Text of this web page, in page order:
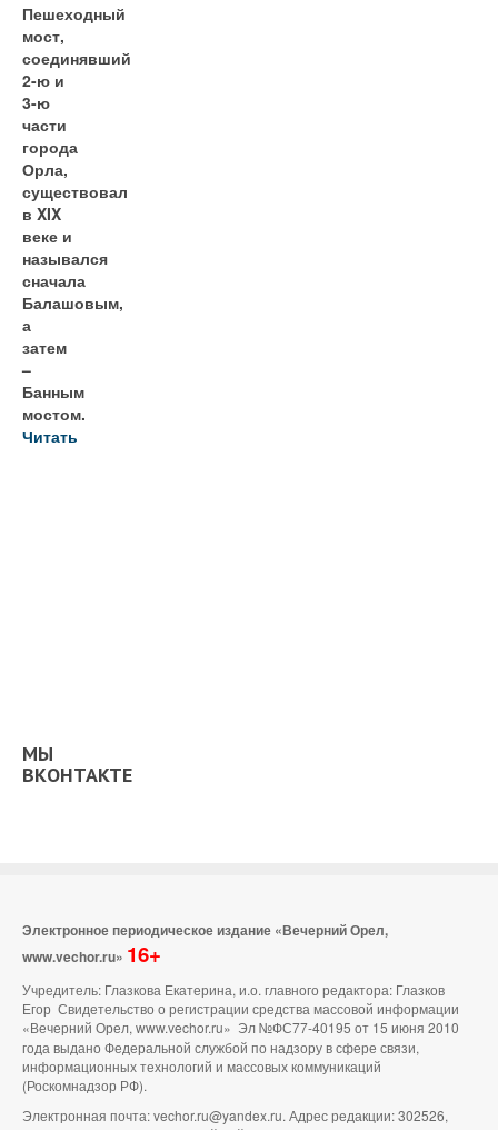
Пешеходный
мост,
соединявший
2-ю и
3-ю
части
города
Орла,
существовал
в XIX
веке и
назывался
сначала
Балашовым,
а
затем
–
Банным
мостом.
Читать
МЫ
ВКОНТАКТЕ
Электронное периодическое издание «Вечерний Орел,
www.vechor.ru» 16+
Учредитель: Глазкова Екатерина, и.о. главного редактора: Глазков
Егор Свидетельство о регистрации средства массовой информации
«Вечерний Орел, www.vechor.ru» Эл №ФС77-40195 от 15 июня 2010
года выдано Федеральной службой по надзору в сфере связи,
информационных технологий и массовых коммуникаций
(Роскомнадзор РФ).
Электронная почта: vechor.ru@yandex.ru. Адрес редакции: 302526,